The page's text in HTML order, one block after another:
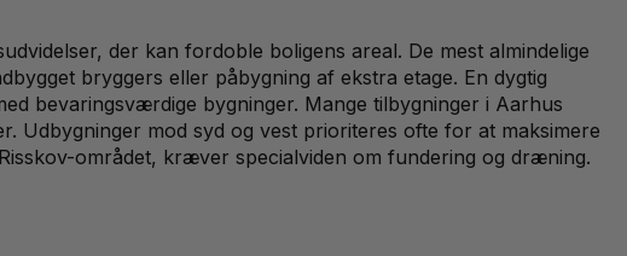
der kan fordoble boligens areal. De mest almindelige
bryggers eller påbygning af ekstra etage. En dygtig
bevaringsværdige bygninger. Mange tilbygninger i Aarhus
Udbygninger mod syd og vest prioriteres ofte for at maksimere
området, kræver specialviden om fundering og dræning.